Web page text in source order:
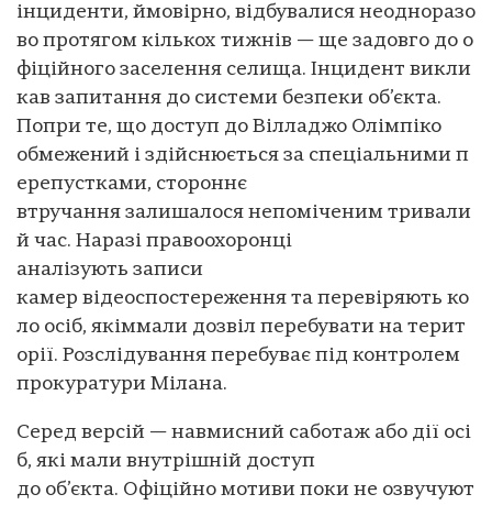
інциденти, ймовірно, відбувалися неодноразо
во протягом кількох тижнів — ще задовго до о
фіційного заселення селища. Інцидент викли
кав запитання до системи безпеки об’єкта.
Попри те, що доступ до Вілладжо Олімпіко
обмежений і здійснюється за спеціальними п
ерепустками, стороннє
втручання залишалося непоміченим тривали
й час. Наразі правоохоронці
аналізують записи
камер відеоспостереження та перевіряють ко
ло осіб, якіммали дозвіл перебувати на терит
орії. Розслідування перебуває під контролем
прокуратури Мілана.
Серед версій — навмисний саботаж або дії осі
б, які мали внутрішній доступ
до об’єкта. Офіційно мотиви поки не озвучуют